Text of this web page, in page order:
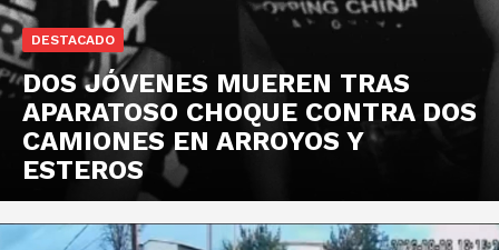
DESTACADO
DOS JÓVENES MUEREN TRAS
APARATOSO CHOQUE CONTRA DOS
CAMIONES EN ARROYOS Y
ESTEROS